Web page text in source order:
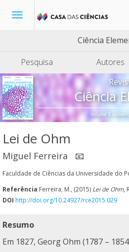
Toggle
Ciência
Pesquisa
Autores
Ciência
Volume 3,
Lei de Ohm
Miguel Ferreira 📧
Faculdade de Ciências da Universidade do
Referência Ferreira, M., (2015) Lei de Ohm,
DOI http://doi.org/10.24927/rce2015.029
Resumo
Em 1827, Georg Ohm (1787 –